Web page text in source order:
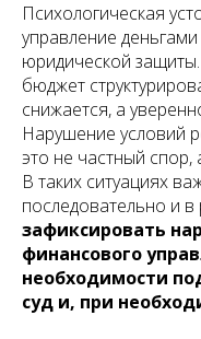
Психологическая
управление
юридической
бюджет
снижается, а
Нарушение условий
это не частный спор,
В таких ситуациях
последовательно и в
зафиксировать
финансового
необходимости
суд и, при